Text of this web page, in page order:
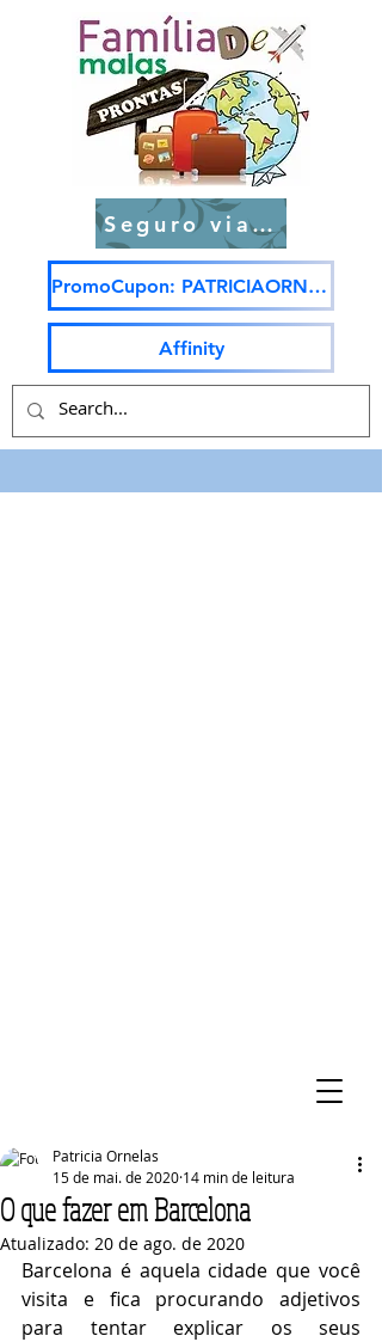
PromoCupon: PATRICIAORNELAS5
Seguro viagem
Affinity
O que fazer em Barcelona
Patricia Ornelas
15 de mai. de 2020 14 min de leitura
Atualizado: 20 de ago. de 2020
Barcelona é aquela cidade que você
visita e fica procurando adjetivos
para tentar explicar os seus